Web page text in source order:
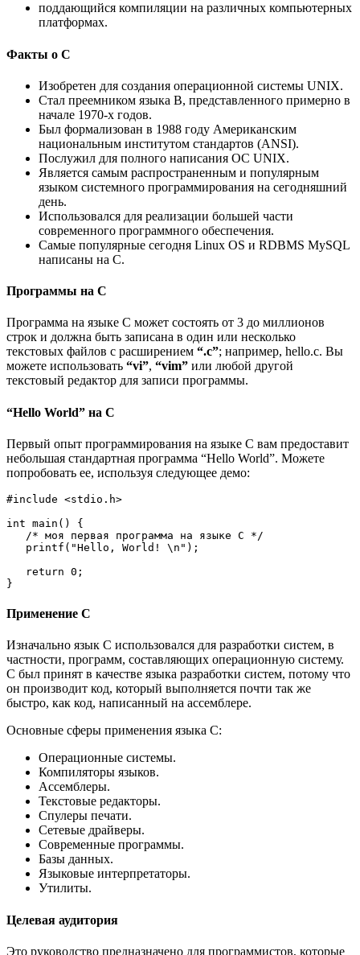
поддающийся компиляции на различных компьютерных
платформах.
Факты о C
Изобретен для создания операционной системы UNIX.
Стал преемником языка B, представленного примерно в
начале 1970-х годов.
Был формализован в 1988 году Американским
национальным институтом стандартов (ANSI).
Послужил для полного написания ОС UNIX.
Является самым распространенным и популярным
языком системного программирования на сегодняшний
день.
Использовался для реализации большей части
современного программного обеспечения.
Самые популярные сегодня Linux OS и RDBMS MySQL
написаны на C.
Программы на C
Программа на языке C может состоять от 3 до миллионов
строк и должна быть записана в один или несколько
текстовых файлов с расширением “.c”; например, hello.c. Вы
можете использовать “vi”, “vim” или любой другой
текстовый редактор для записи программы.
“Hello World” на C
Первый опыт программирования на языке С вам предоставит
небольшая стандартная программа “Hello World”. Можете
попробовать ее, используя следующее демо:
#include <stdio.h>
int main() {
}
Применение C
Изначально язык C использовался для разработки систем, в
частности, программ, составляющих операционную систему.
C был принят в качестве языка разработки систем, потому что
он производит код, который выполняется почти так же
быстро, как код, написанный на ассемблере.
Основные сферы применения языка C:
Операционные системы.
Компиляторы языков.
Ассемблеры.
Текстовые редакторы.
Спулеры печати.
Сетевые драйверы.
Современные программы.
Базы данных.
Языковые интерпретаторы.
Утилиты.
Целевая аудитория
Это руководство предназначено для программистов, которые